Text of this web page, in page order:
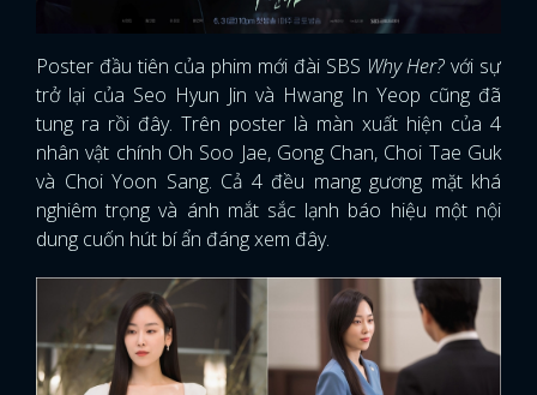
Poster đầu tiên của phim mới đài SBS Why Her? với sự
trở lại của Seo Hyun Jin và Hwang In Yeop cũng đã
tung ra rồi đây. Trên poster là màn xuất hiện của 4
nhân vật chính Oh Soo Jae, Gong Chan, Choi Tae Guk
và Choi Yoon Sang. Cả 4 đều mang gương mặt khá
nghiêm trọng và ánh mắt sắc lạnh báo hiệu một nội
dung cuốn hút bí ẩn đáng xem đây.